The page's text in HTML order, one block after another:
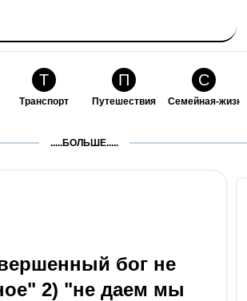
Т
Транспорт
П
Путешествия
С
Семейная-жизнь
.....БОЛЬШЕ.....
бог не
2) "не даем мы